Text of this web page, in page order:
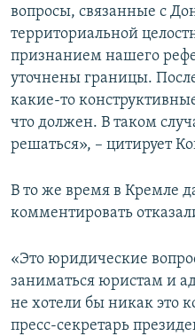
вопросы, связанные с
территориальной
признанием нашего
уточнены границы.
какие-то
что должен. В таком
решаться», – цитирует
В то же время в Кремле
комментировать
«Это юридические
заниматься юристам и
не хотели бы никак это
пресс-секретарь